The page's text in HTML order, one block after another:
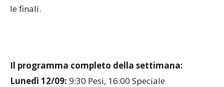
le finali.
Il programma completo della settimana:
Lunedì 12/09: 9:30 Pesi, 16:00 Speciale